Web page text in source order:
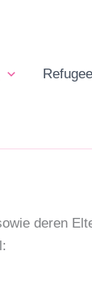
Refugee
deren